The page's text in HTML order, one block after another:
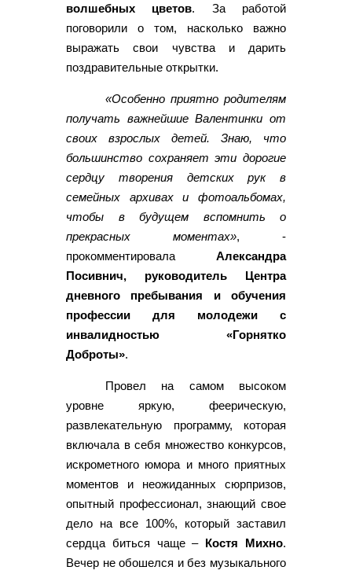
волшебных цветов. За работой
поговорили о том, насколько важно
выражать свои чувства и дарить
поздравительные открытки.
«Особенно приятно родителям
получать важнейшие Валентинки от
своих взрослых детей. Знаю, что
большинство сохраняет эти дорогие
сердцу творения детских рук в
семейных архивах и фотоальбомах,
чтобы в будущем вспомнить о
прекрасных моментах», -
прокомментировала Александра
Посивнич, руководитель Центра
дневного пребывания и обучения
профессии для молодежи с
инвалидностью «Горнятко
Доброты».
Провел на самом высоком
уровне яркую, феерическую,
развлекательную программу, которая
включала в себя множество конкурсов,
искрометного юмора и много приятных
моментов и неожиданных сюрпризов,
опытный профессионал, знающий свое
дело на все 100%, который заставил
сердца биться чаще – Костя Михно.
Вечер не обошелся и без музыкального